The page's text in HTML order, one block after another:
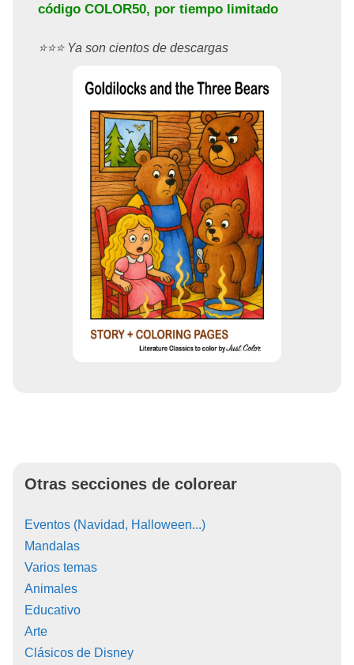
código COLOR50, por tiempo limitado
⭐️⭐️⭐️ Ya son cientos de descargas
Otras secciones de colorear
Eventos (Navidad, Halloween...)
Mandalas
Varios temas
Animales
Educativo
Arte
Clásicos de Disney